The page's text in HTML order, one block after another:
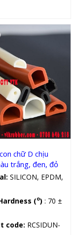
Gioăng silicon
chữ D chịu
trắng, đen, đỏ
SILICON, EPDM,
(o) : 70 ±
code: RCSIDUN-